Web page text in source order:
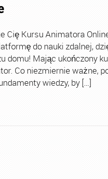
Cię Kursu Animatora
do nauki zdalnej,
domu! Mając ukończony
Co niezmiernie ważne,
wiedzy, by […]